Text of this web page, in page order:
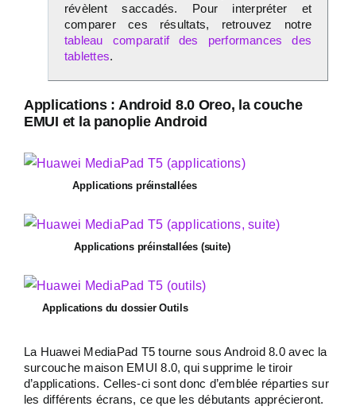
révèlent saccadés. Pour interpréter et
comparer ces résultats, retrouvez notre
tableau comparatif des performances des
tablettes.
Applications : Android 8.0 Oreo, la couche
EMUI et la panoplie Android
Applications préinstallées
Applications préinstallées (suite)
Applications du dossier Outils
La Huawei MediaPad T5 tourne sous Android 8.0 avec la
surcouche maison EMUI 8.0, qui supprime le tiroir
d’applications. Celles-ci sont donc d’emblée réparties sur
les différents écrans, ce que les débutants apprécieront.